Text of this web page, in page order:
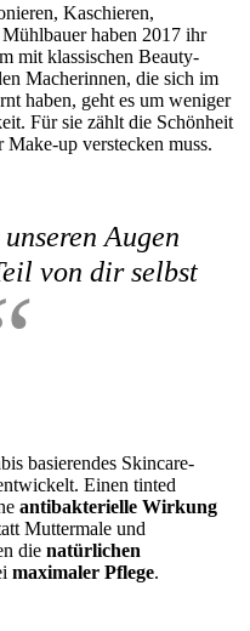
Kaschieren,
haben 2017 ihr
mit klassischen Beauty-
Macherinnen, die sich im
haben, geht es um weniger
Für sie zählt die Schönheit
up verstecken muss.
Augen
von dir selbst
basierendes Skincare-
Einen tinted
antibakterielle Wirkung
Muttermale und
die natürlichen
maximaler Pflege.